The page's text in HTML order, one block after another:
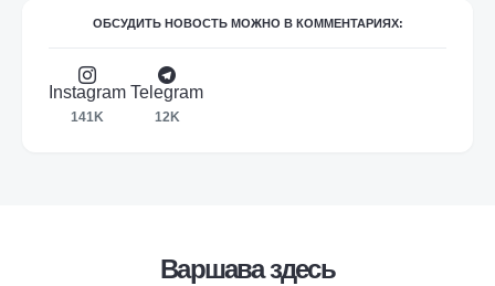
ОБСУДИТЬ НОВОСТЬ МОЖНО В КОММЕНТАРИЯХ:
Instagram
141K
Telegram
12K
Варшава здесь